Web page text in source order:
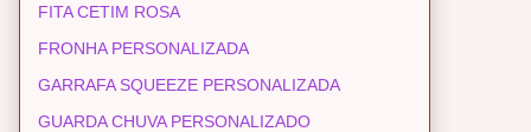
FITA CETIM ROSA
FRONHA PERSONALIZADA
GARRAFA SQUEEZE PERSONALIZADA
GUARDA CHUVA PERSONALIZADO